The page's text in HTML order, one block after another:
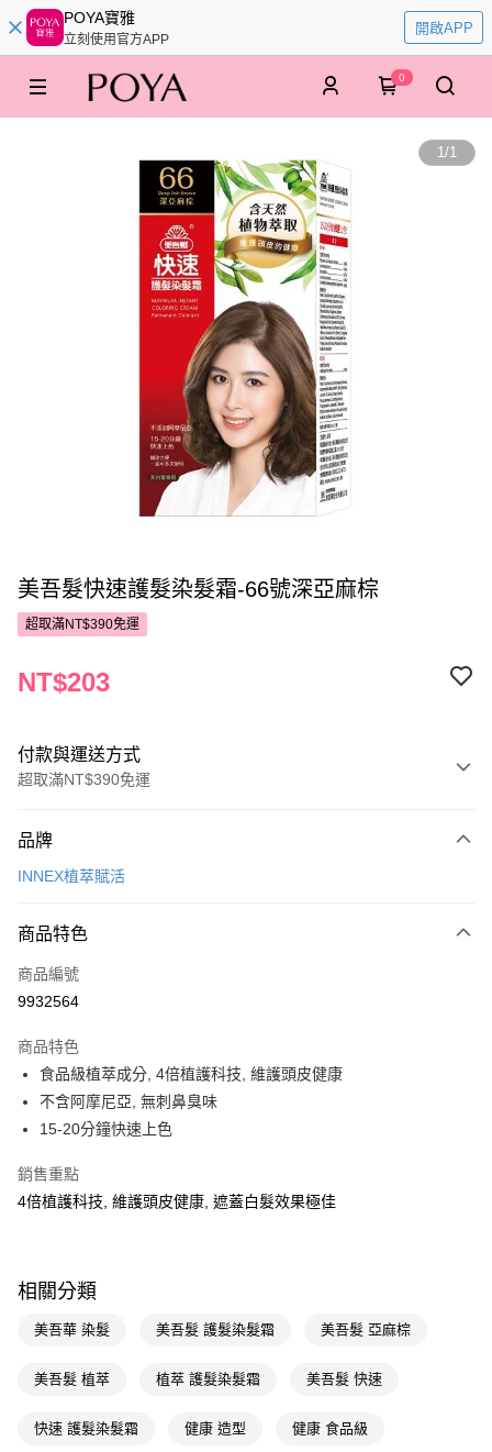
POYA寶雅
立刻使用官方APP
開啟APP
0
1/1
美吾髮快速護髮染髮霜-66號深亞麻棕
超取滿NT$390免運
NT$203
付款與運送方式
超取滿NT$390免運
POYA支付
超商取貨付款
LINE Pay
街口支付
悠遊付
Google Pay
AFTEE先享後付
相關說明
１．簡單：不需註冊會員、不需綁卡、不需儲值。
３．安心：先確認商品／服務後，再付款。
【「AFTEE先享後付」結帳流程】
１．於結帳方式選擇「AFTEE先享後付」後，將跳轉至「AFTEE先享後付」
２．訂單成立數日內，您將收到繳費通知簡訊。
運送方式
全家取貨付款
每筆NT$65，滿NT$390(含以上)免運費
品牌
INNEX植萃賦活
商品特色
商品編號
9932564
商品特色
食品級植萃成分, 4倍植護科技, 維護頭皮健康
不含阿摩尼亞, 無刺鼻臭味
15-20分鐘快速上色
銷售重點
4倍植護科技, 維護頭皮健康, 遮蓋白髮效果極佳
相關分類
美吾華 染髮 美吾髮 護髮染髮霜 美吾髮 亞麻棕
美吾髮 植萃 植萃 護髮染髮霜 美吾髮 快速
快速 護髮染髮霜 健康 造型 健康 食品級